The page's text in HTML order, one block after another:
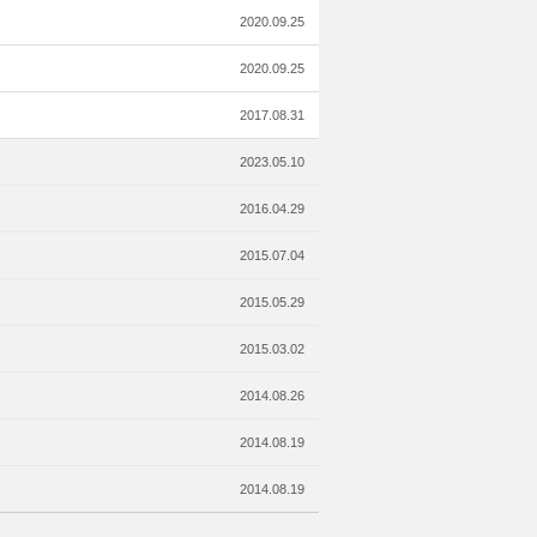
2020.09.25
2020.09.25
2017.08.31
2023.05.10
2016.04.29
2015.07.04
2015.05.29
2015.03.02
2014.08.26
2014.08.19
2014.08.19